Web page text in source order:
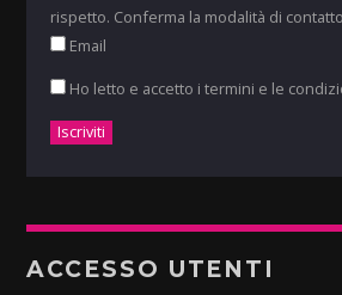
rispetto. Conferma la modalità di
Email
Ho letto e accetto i termini e le
ACCESSO UTENTI